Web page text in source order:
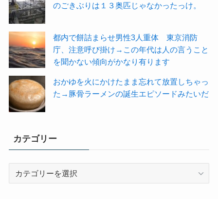
のごきぶりは１３奥匹じゃなかったっけ。
都内で餅詰まらせ男性3人重体 東京消防
庁、注意呼び掛け→この年代は人の言うこと
を聞かない傾向がかなり有ります
おかゆを火にかけたまま忘れて放置しちゃっ
た→豚骨ラーメンの誕生エピソードみたいだ
カテゴリー